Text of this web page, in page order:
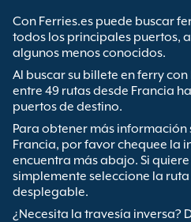
Con Ferries.es puede buscar
todos los principales puertos,
algunos menos conocidos.
Al buscar su billete en ferry
entre 49 rutas desde Francia
puertos de destino.
Para obtener más información
Francia, por favor chequee la
encuentra más abajo. Si
simplemente seleccione la
desplegable.
¿Necesita la travesía inversa?